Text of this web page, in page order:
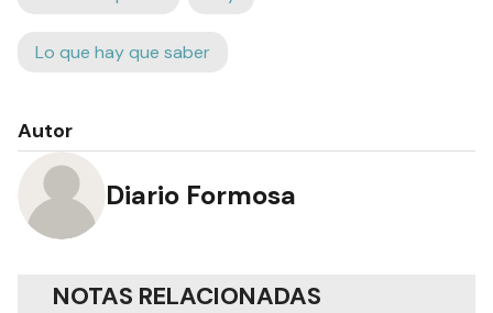
Lo que hay que saber
Autor
Diario Formosa
NOTAS RELACIONADAS